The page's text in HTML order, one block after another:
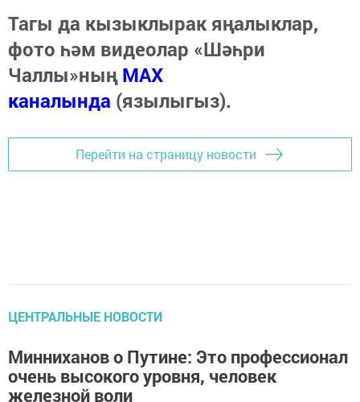
Тагы да кызыклырак яңалыклар,
фото һәм видеолар «Шәһри
Чаллы»ныңMAX
каналында (язылыгыз).
Перейти на страницу новости
ЦЕНТРАЛЬНЫЕ НОВОСТИ
Минниханов о Путине: Это профессионал
очень высокого уровня, человек
железной воли